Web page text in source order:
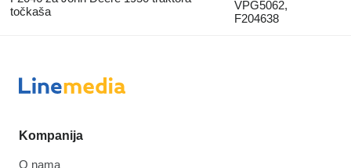
točkaša
VPG5062,
F204638
Kompanija
O nama